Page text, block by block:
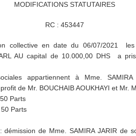
MODIFICATIONS STATUTAIRES
RC : 453447
collective en date du 06/07/2021
AU capital de 10.000,00 DHS a
appartiennent à Mme.
de Mr. BOUCHAIB AOUKHAYI et Mr.
Parts
Parts
démission de Mme. SAMIRA JARIR de